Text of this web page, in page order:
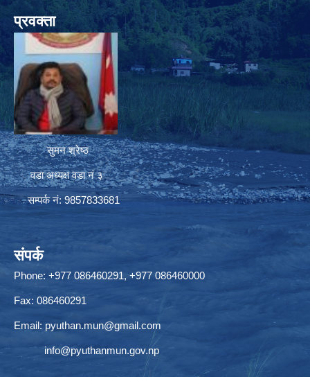
प्रवक्ता
सुमन श्रेष्ठ
वडा अध्यक्ष वडा नं ३
सम्पर्क नं: 9857833681
संपर्क
Phone: +977 086460291, +977 086460000
Fax: 086460291
Email: pyuthan.mun@gmail.com
info@pyuthanmun.gov.np